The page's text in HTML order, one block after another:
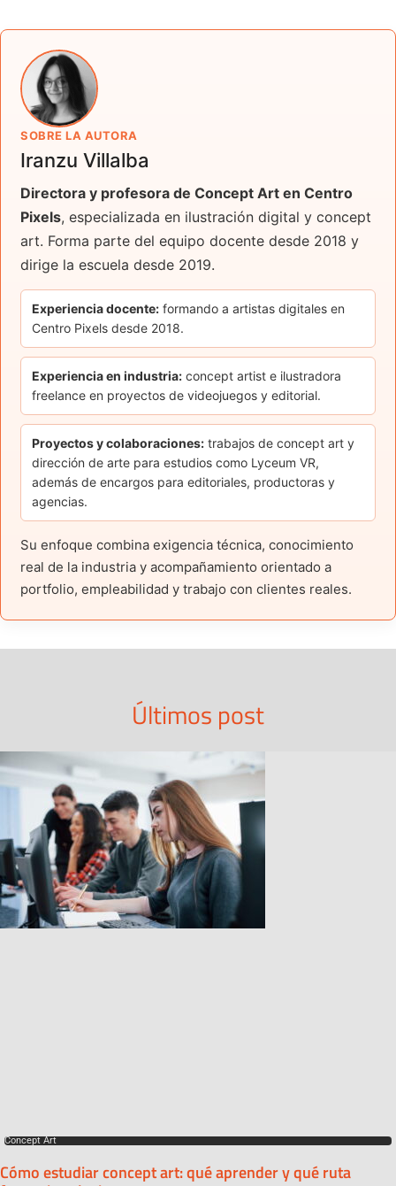
SOBRE LA AUTORA
Iranzu Villalba
Directora y profesora de Concept Art en Centro
Pixels, especializada en ilustración digital y concept
art. Forma parte del equipo docente desde 2018 y
dirige la escuela desde 2019.
Experiencia docente: formando a artistas digitales en
Centro Pixels desde 2018.
Experiencia en industria: concept artist e ilustradora
freelance en proyectos de videojuegos y editorial.
Proyectos y colaboraciones: trabajos de concept art y
dirección de arte para estudios como Lyceum VR,
además de encargos para editoriales, productoras y
agencias.
Su enfoque combina exigencia técnica, conocimiento
real de la industria y acompañamiento orientado a
portfolio, empleabilidad y trabajo con clientes reales.
Últimos post
Concept Art
Cómo estudiar concept art: qué aprender y qué ruta